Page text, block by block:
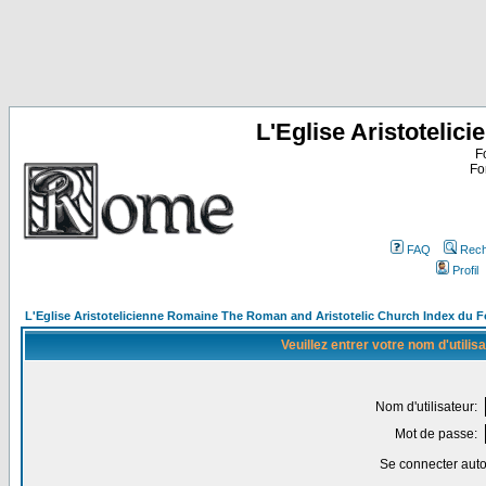
L'Eglise
FAQ
Profil
L'Eglise Aristotelicienne Romaine The Roman and Aristotelic Church Index du
Veuillez entrer votre nom
Nom d'utilisateur:
Mot de passe:
Se connecter